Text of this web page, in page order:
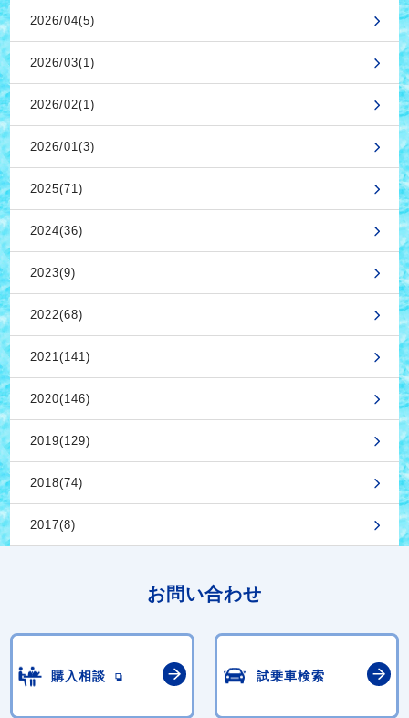
2026/04(5)
2026/03(1)
2026/02(1)
2026/01(3)
2025(71)
2024(36)
2023(9)
2022(68)
2021(141)
2020(146)
2019(129)
2018(74)
2017(8)
お問い合わせ
購入相談 試乗車検索